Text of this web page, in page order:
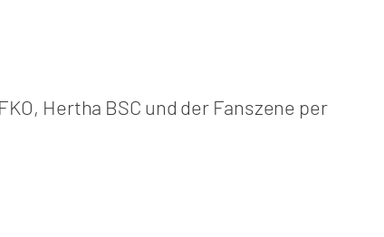
Hertha BSC und der Fanszene per